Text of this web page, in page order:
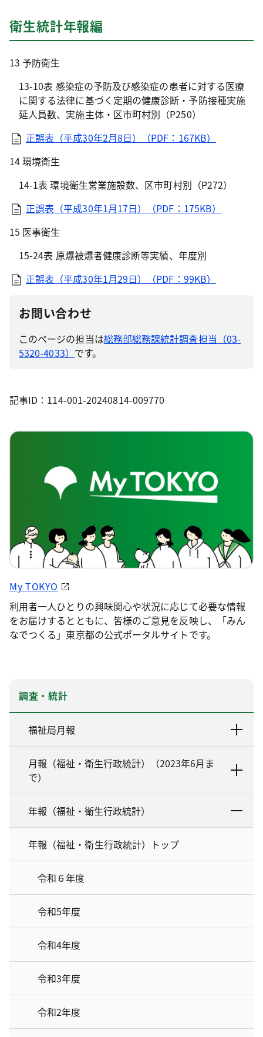
衛生統計年報編
13 予防衛生
13-10表 感染症の予防及び感染症の患者に対する医療
に関する法律に基づく定期の健康診断・予防接種実施
延人員数、実施主体・区市町村別（P250）
正誤表（平成30年2月8日）（PDF：167KB）
14 環境衛生
14-1表 環境衛生営業施設数、区市町村別（P272）
正誤表（平成30年1月17日）（PDF：175KB）
15 医事衛生
15-24表 原爆被爆者健康診断等実績、年度別
正誤表（平成30年1月29日）（PDF：99KB）
お問い合わせ
このページの担当は総務部総務課統計調査担当（03-
5320-4033） です。
記事ID：114-001-20240814-009770
My TOKYO
利用者一人ひとりの興味関心や状況に応じて必要な情報
をお届けするとともに、皆様のご意見を反映し、「みん
なでつくる」東京都の公式ポータルサイトです。
調査・統計
福祉局月報
月報（福祉・衛生行政統計）（2023年6月ま
で）
年報（福祉・衛生行政統計）
年報（福祉・衛生行政統計）トップ
令和６年度
令和5年度
令和4年度
令和3年度
令和2年度